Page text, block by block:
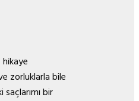
hikaye
zorluklarla bile
bir